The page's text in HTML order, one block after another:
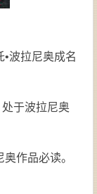
波拉尼奥成名
于波拉尼奥
作品必读。